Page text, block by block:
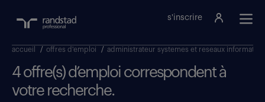
s'inscrire
accueil / offres d'emploi / administrateur systemes et reseaux
4 offre(s) d’emploi correspondent à
votre recherche.